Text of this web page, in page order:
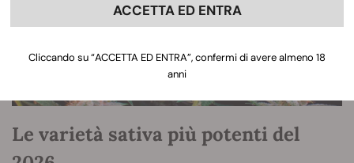
Le varietà sativa più potenti del
ACCETTA ED ENTRA
Cliccando su “ACCETTA ED ENTRA”, confermi di avere almeno 18
anni